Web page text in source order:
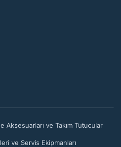
Aksesuarları ve Takım Tutucular
ve Servis Ekipmanları